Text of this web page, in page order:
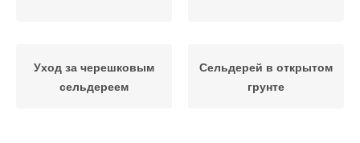
Уход за черешковым
сельдереем
Сельдерей в открытом
грунте